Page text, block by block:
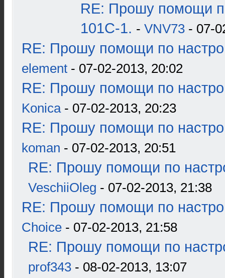
RE: Прошу помощи
101С-1. - VNV73 - 07-
RE: Прошу помощи по
element - 07-02-2013, 20:02
RE: Прошу помощи по
Konica- 07-02-2013, 20:23
RE: Прошу помощи по
koman - 07-02-2013, 20:51
RE: Прошу помощи по
VeschiiOleg - 07-02-2013, 21:38
RE: Прошу помощи по
Choice - 07-02-2013, 21:58
RE: Прошу помощи по
prof343 - 08-02-2013, 13:07